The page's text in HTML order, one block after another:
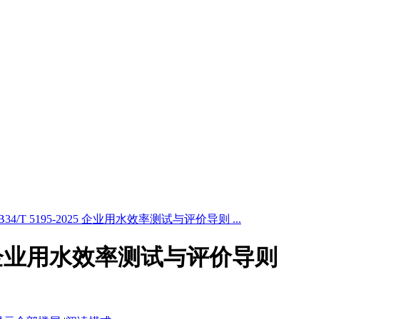
T 5195-2025 企业用水效率测试与评价导则 ...
用水效率测试与评价导则